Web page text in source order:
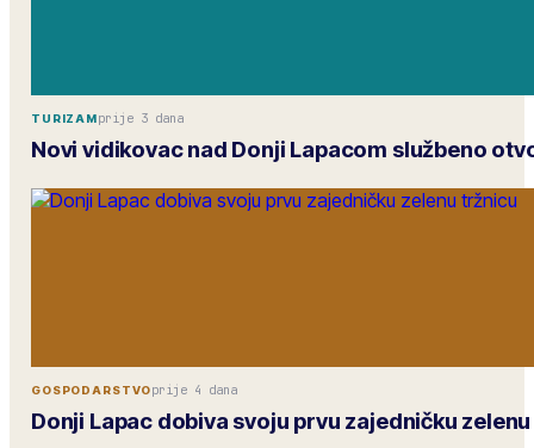
TURIZAMprije 3 dana
Novi vidikovac nad Donji Lapacom službeno
GOSPODARSTVOprije 4 dana
Donji Lapac dobiva svoju prvu zajedničku